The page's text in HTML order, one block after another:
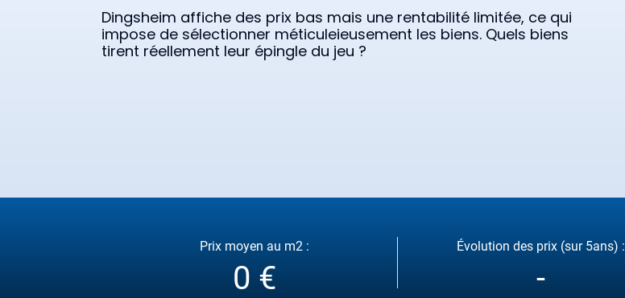
Dingsheim affiche des prix bas mais une rentabilité limitée, ce qui
impose de sélectionner méticuleieusement les biens. Quels biens
tirent réellement leur épingle du jeu ?
Prix moyen au m2 :
0 €
Évolution des prix (sur 5ans) :
-